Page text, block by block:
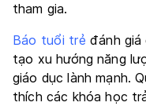
tham gia.
Báo tuổi trẻ đánh giá
tạo xu hướng năng
giáo dục lành mạnh.
thích các khóa học